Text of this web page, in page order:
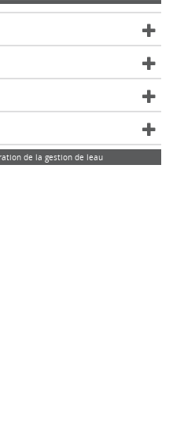
de la gestion de leau